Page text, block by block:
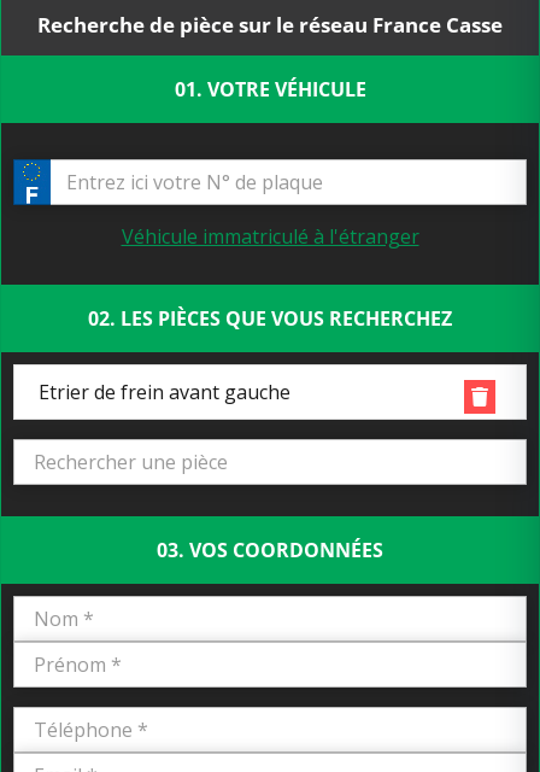
Recherche de pièce sur le réseau France Casse
01. VOTRE VÉHICULE
Véhicule immatriculé à l'étranger
02. LES PIÈCES QUE VOUS RECHERCHEZ
Etrier de frein avant gauche
03. VOS COORDONNÉES